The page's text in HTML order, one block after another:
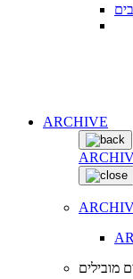
ARCHIVE
מובילים